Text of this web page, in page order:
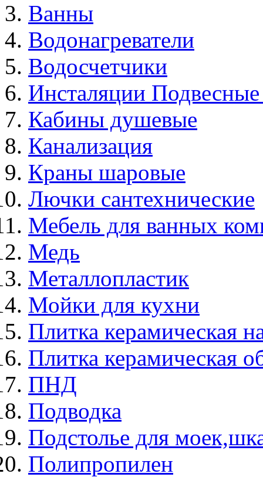
Ванны
Водонагреватели
Водосчетчики
Инсталяции
Кабины душевые
Канализация
Краны шаровые
Лючки сантехнические
Мебель для ванных
Медь
Металлопластик
Мойки для кухни
Плитка керамическая
Плитка керамическая
ПНД
Подводка
Подстолье для
Полипропилен